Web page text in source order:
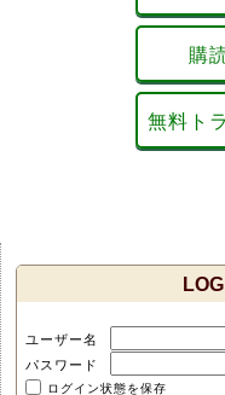
購
無料ト
ユーザー名
パスワード
ログイン状態を保存